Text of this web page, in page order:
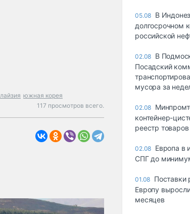
южная корея
117 просмотров всего.
05.08 В
долгосрочном
российской
02.08 В
Посадский
мусора за
02.08
контейнер-
реестр
02.08 Европа в
СПГ до
01.08 Поставки
Европу
месяцев